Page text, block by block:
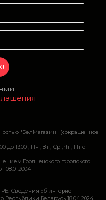
"БелМагазин" (сокращенное
до 13:00 ; Пн , Вт , Ср , Чт , Пт c
Гродненского городского
08.01.2004
РБ: Сведения об интернет-
Беларусь 18.04.2024,